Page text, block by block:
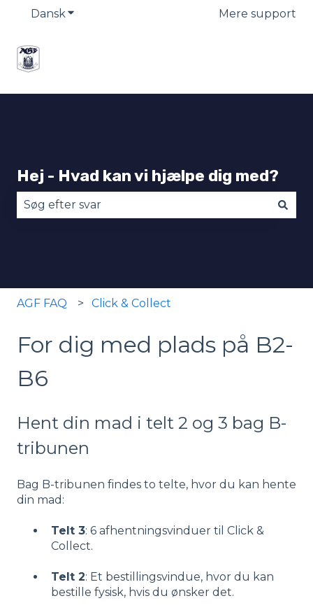
DanskVis undermenu for oversættelserMere support
Hej - Hvad kan vi hjælpe dig med?
AGF FAQ Click & Collect
For dig med plads på B2-
B6
Hent din mad i telt 2 og 3 bag B-
tribunen
Bag B-tribunen findes to telte, hvor du kan hente
din mad:
Telt 3: 6 afhentningsvinduer til Click &
Collect.
Telt 2: Et bestillingsvindue, hvor du kan
bestille fysisk, hvis du ønsker det.